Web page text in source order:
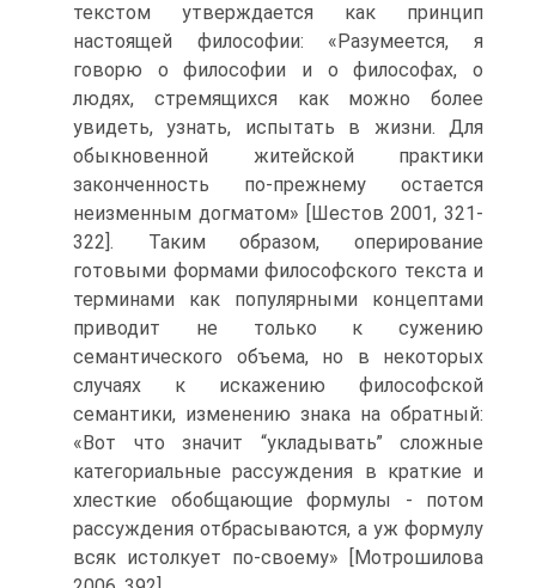
текстом утверждается как принцип
настоящей философии: «Разумеется, я
говорю о философии и о философах, о
людях, стремящихся как можно более
увидеть, узнать, испытать в жизни. Для
обыкновенной житейской практики
законченность по-прежнему остается
неизменным догматом» [Шестов 2001, 321-
322]. Таким образом, оперирование
готовыми формами философского текста и
терминами как популярными концептами
приводит не только к сужению
семантического объема, но в некоторых
случаях к искажению философской
семантики, изменению знака на обратный:
«Вот что значит “укладывать” сложные
категориальные рассуждения в краткие и
хлесткие обобщающие формулы - потом
рассуждения отбрасываются, а уж формулу
всяк истолкует по-своему» [Мотрошилова